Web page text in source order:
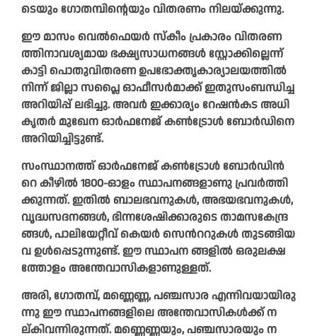
ടെ​യും ഗോ​തമ്പിന്റെയും വി​ത​ര​ണം നി​ല​യ്ക്കു​ന്നു.
ഈ ​മാ​സം വെ​ൽ​ഫെ​യ​ർ സ്കീം ​പ്ര​കാ​രം വി​ത​ര​ണ​
ത്തി​നാ​വ​ശ്യ​മാ​യ ഭ​ക്ഷ്യ​സാ​ധ​ന​ങ്ങ​ൾ സ്റ്റോ​ക്കി​ല്ലെ​ന്ന്
കാ​ട്ടി പൊ​തു​വി​ത​ര​ണ ഉ​പ​ഭോ​ക്തൃ​കാ​ര്യാ​ല​യ​ത്തി​ൽ​
നി​ന്ന് ജി​ല്ലാ സ​പ്ലൈ ഓ​ഫീ​സ​ർ​മാ​ക്ക് ഇ​തു​സം​ബ​ന്ധി​ച്ച
അ​റി​യി​പ്പ് ല​ഭി​ച്ചു. അ​വ​ർ ഇ​ക്കാ​ര്യം റേ​ഷ​ൻ​ക​ട അ​ധി​
കൃ​ത​ർ മു​ഖേ​ന ഓ​ർ​ഫ​നേ​ജ് ക​ണ്‍​ട്രോ​ൾ ബോ​ർ​ഡി​നെ
അ​റി​യി​ച്ചി​ട്ടു​ണ്ട്.
സം​സ്ഥാ​ന​ത്ത് ഓ​ർ​ഫ​നേ​ജ് ക​ണ്‍​ട്രോ​ൾ ബോ​ർ​ഡി​ന്‍​
റെ കീ​ഴി​ൽ 1800-ഓ​ളം സ്ഥാ​പ​ന​ങ്ങ​ളാ​ണു പ്ര​വ​ർ​ത്തി​
ക്കു​ന്ന​ത്. ഇ​തി​ൽ ബാ​ല​ഭ​വ​നു​ക​ൾ, അ​ഭ​യ​ഭ​വ​നു​ക​ൾ,
വൃ​ദ്ധ​സ​ദ​ന​ങ്ങ​ൾ, ഭി​ന്ന​ശേ​ഷി​ക്കാ​രു​ടെ താ​മ​സ​കേ​ന്ദ്ര​
ങ്ങ​ൾ, പാ​ലി​യേ​റ്റീ​വ് കെ​യ​ർ സെ​ന്‍ററുകൾ തു​ട​ങ്ങി​യ​
വ ഉ​ൾ​പ്പെ​ടു​ന്നു​ണ്ട്. ഈ ​സ്ഥാ​പ​ന ങ്ങ​ളി​ൽ ഒ​രു​ല​ക്ഷ​
ത്തോ​ളം അ​ന്തേ​വാ​സി​ക​ളാ​ണു​ള്ള​ത്.
അ​രി, ഗോതമ്പ്, മ​ണ്ണെ​ണ്ണ, പ​ഞ്ച​സാ​ര എ​ന്നി​വ​യാ​യി​രു​
ന്നു ഈ ​സ്ഥാ​പ​ന​ങ്ങ​ളി​ലെ അ​ന്തേ​വാ​സി​ക​ൾ​ക്ക് ന​
ല്കി​വ​ന്നി​രു​ന്ന​ത്. മ​ണ്ണെ​ണ്ണ​യും, പ​ഞ്ച​സാ​ര​യും ന​